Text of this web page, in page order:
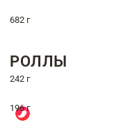
682 г
РОЛЛЫ
242 г
196 г